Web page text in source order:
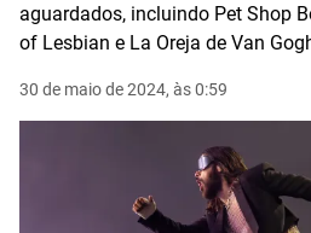
aguardados, incluindo Pet Shop
of Lesbian e La Oreja de Van
30 de maio de 2024, às 0:59